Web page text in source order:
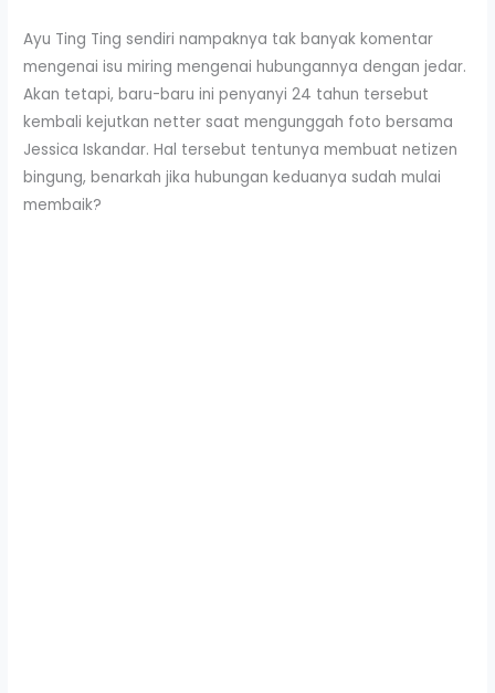
Ayu Ting Ting sendiri nampaknya tak banyak komentar
mengenai isu miring mengenai hubungannya dengan jedar.
Akan tetapi, baru-baru ini penyanyi 24 tahun tersebut
kembali kejutkan netter saat mengunggah foto bersama
Jessica Iskandar. Hal tersebut tentunya membuat netizen
bingung, benarkah jika hubungan keduanya sudah mulai
membaik?